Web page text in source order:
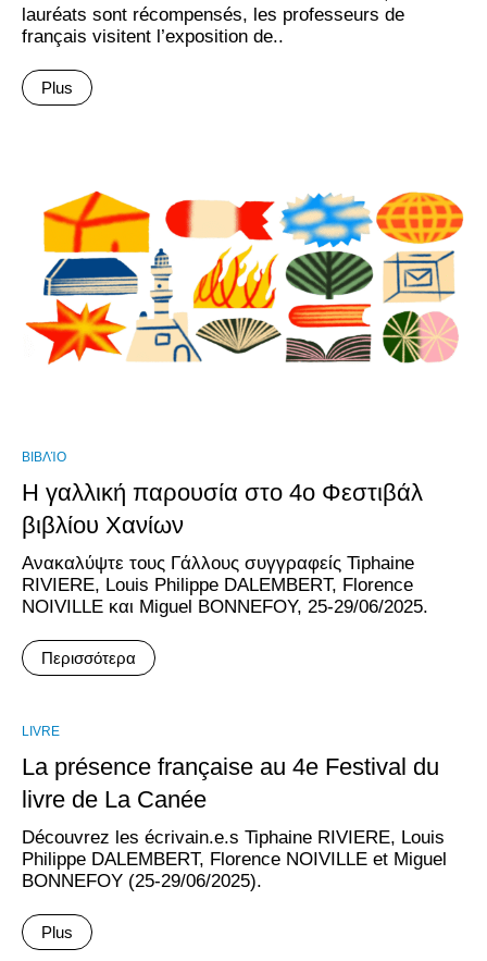
lauréats sont récompensés, les professeurs de
français visitent l’exposition de..
Plus
ΒΙΒΛΊΟ
Η γαλλική παρουσία στο 4ο Φεστιβάλ
βιβλίου Χανίων
Ανακαλύψτε τους Γάλλους συγγραφείς Tiphaine
RIVIERE, Louis Philippe DALEMBERT, Florence
NOIVILLE και Miguel BONNEFOY, 25-29/06/2025.
Περισσότερα
LIVRE
La présence française au 4e Festival du
livre de La Canée
Découvrez les écrivain.e.s Tiphaine RIVIERE, Louis
Philippe DALEMBERT, Florence NOIVILLE et Miguel
BONNEFOY (25-29/06/2025).
Plus